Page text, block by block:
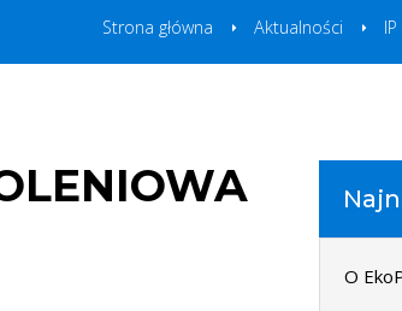
Strona główna Aktualności
O